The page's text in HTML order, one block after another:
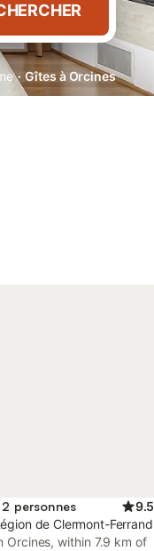
· Gîtes à Orcines
personnes 9.5
de Clermont-Ferrand
Orcines, within 7.9 km of